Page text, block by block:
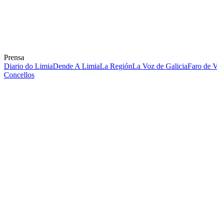
Prensa
Diario do LimiaDende A LimiaLa RegiónLa Voz de GaliciaFaro de
Concellos